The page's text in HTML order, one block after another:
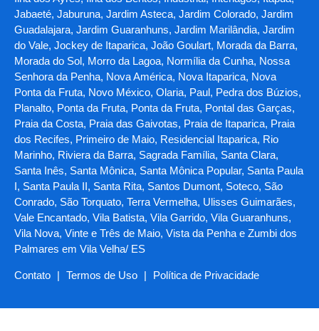
Jabaeté, Jaburuna, Jardim Asteca, Jardim Colorado, Jardim
Guadalajara, Jardim Guaranhuns, Jardim Marilândia, Jardim
do Vale, Jockey de Itaparica, João Goulart, Morada da Barra,
Morada do Sol, Morro da Lagoa, Normília da Cunha, Nossa
Senhora da Penha, Nova América, Nova Itaparica, Nova
Ponta da Fruta, Novo México, Olaria, Paul, Pedra dos Búzios,
Planalto, Ponta da Fruta, Ponta da Fruta, Pontal das Garças,
Praia da Costa, Praia das Gaivotas, Praia de Itaparica, Praia
dos Recifes, Primeiro de Maio, Residencial Itaparica, Rio
Marinho, Riviera da Barra, Sagrada Família, Santa Clara,
Santa Inês, Santa Mônica, Santa Mônica Popular, Santa Paula
I, Santa Paula II, Santa Rita, Santos Dumont, Soteco, São
Conrado, São Torquato, Terra Vermelha, Ulisses Guimarães,
Vale Encantado, Vila Batista, Vila Garrido, Vila Guaranhuns,
Vila Nova, Vinte e Três de Maio, Vista da Penha e Zumbi dos
Palmares em Vila Velha/ ES
Contato | Termos de Uso | Política de Privacidade